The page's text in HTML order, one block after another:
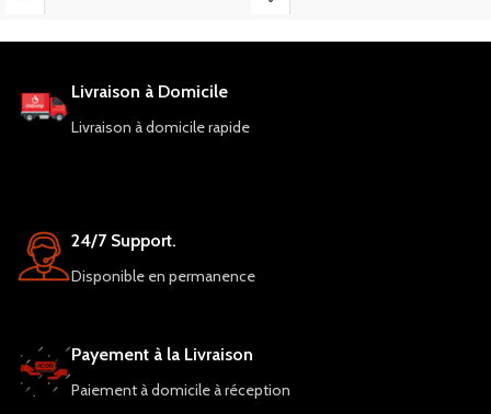
stables et une puce d'appel mondiale
Livraison à Domicile
Livraison à domicile rapide
24/7 Support.
Disponible en permanence
Payement à la Livraison
Paiement à domicile à réception